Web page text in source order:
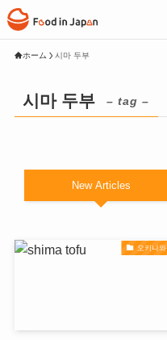
ホーム 시마 두부
시마 두부 – tag –
New Articles
오키나와